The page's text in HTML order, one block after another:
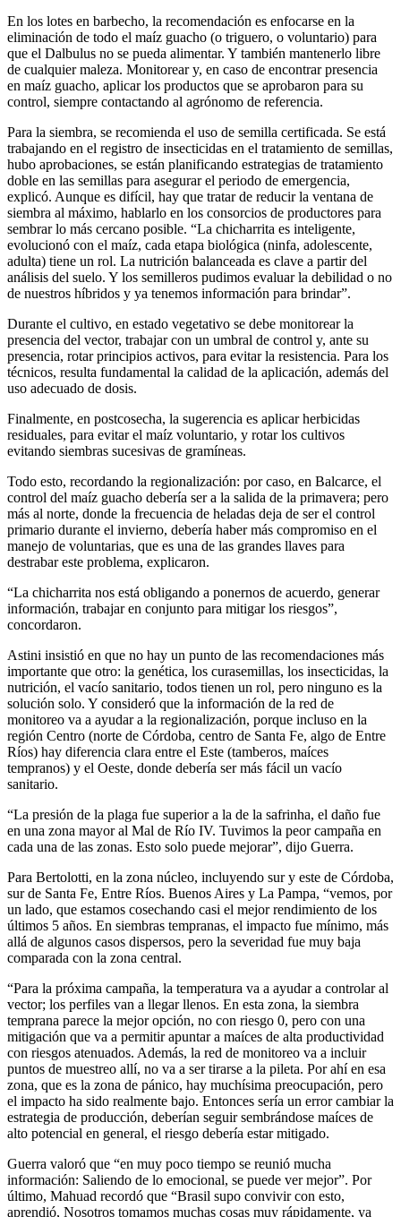
En los lotes en barbecho, la recomendación es enfocarse en la
eliminación de todo el maíz guacho (o triguero, o voluntario) para
que el Dalbulus no se pueda alimentar. Y también mantenerlo libre
de cualquier maleza. Monitorear y, en caso de encontrar presencia
en maíz guacho, aplicar los productos que se aprobaron para su
control, siempre contactando al agrónomo de referencia.
Para la siembra, se recomienda el uso de semilla certificada. Se está
trabajando en el registro de insecticidas en el tratamiento de semillas,
hubo aprobaciones, se están planificando estrategias de tratamiento
doble en las semillas para asegurar el periodo de emergencia,
explicó. Aunque es difícil, hay que tratar de reducir la ventana de
siembra al máximo, hablarlo en los consorcios de productores para
sembrar lo más cercano posible. “La chicharrita es inteligente,
evolucionó con el maíz, cada etapa biológica (ninfa, adolescente,
adulta) tiene un rol. La nutrición balanceada es clave a partir del
análisis del suelo. Y los semilleros pudimos evaluar la debilidad o no
de nuestros híbridos y ya tenemos información para brindar”.
Durante el cultivo, en estado vegetativo se debe monitorear la
presencia del vector, trabajar con un umbral de control y, ante su
presencia, rotar principios activos, para evitar la resistencia. Para los
técnicos, resulta fundamental la calidad de la aplicación, además del
uso adecuado de dosis.
Finalmente, en postcosecha, la sugerencia es aplicar herbicidas
residuales, para evitar el maíz voluntario, y rotar los cultivos
evitando siembras sucesivas de gramíneas.
Todo esto, recordando la regionalización: por caso, en Balcarce, el
control del maíz guacho debería ser a la salida de la primavera; pero
más al norte, donde la frecuencia de heladas deja de ser el control
primario durante el invierno, debería haber más compromiso en el
manejo de voluntarias, que es una de las grandes llaves para
destrabar este problema, explicaron.
“La chicharrita nos está obligando a ponernos de acuerdo, generar
información, trabajar en conjunto para mitigar los riesgos”,
concordaron.
Astini insistió en que no hay un punto de las recomendaciones más
importante que otro: la genética, los curasemillas, los insecticidas, la
nutrición, el vacío sanitario, todos tienen un rol, pero ninguno es la
solución solo. Y consideró que la información de la red de
monitoreo va a ayudar a la regionalización, porque incluso en la
región Centro (norte de Córdoba, centro de Santa Fe, algo de Entre
Ríos) hay diferencia clara entre el Este (tamberos, maíces
tempranos) y el Oeste, donde debería ser más fácil un vacío
sanitario.
“La presión de la plaga fue superior a la de la safrinha, el daño fue
en una zona mayor al Mal de Río IV. Tuvimos la peor campaña en
cada una de las zonas. Esto solo puede mejorar”, dijo Guerra.
Para Bertolotti, en la zona núcleo, incluyendo sur y este de Córdoba,
sur de Santa Fe, Entre Ríos. Buenos Aires y La Pampa, “vemos, por
un lado, que estamos cosechando casi el mejor rendimiento de los
últimos 5 años. En siembras tempranas, el impacto fue mínimo, más
allá de algunos casos dispersos, pero la severidad fue muy baja
comparada con la zona central.
“Para la próxima campaña, la temperatura va a ayudar a controlar al
vector; los perfiles van a llegar llenos. En esta zona, la siembra
temprana parece la mejor opción, no con riesgo 0, pero con una
mitigación que va a permitir apuntar a maíces de alta productividad
con riesgos atenuados. Además, la red de monitoreo va a incluir
puntos de muestreo allí, no va a ser tirarse a la pileta. Por ahí en esa
zona, que es la zona de pánico, hay muchísima preocupación, pero
el impacto ha sido realmente bajo. Entonces sería un error cambiar la
estrategia de producción, deberían seguir sembrándose maíces de
alto potencial en general, el riesgo debería estar mitigado.
Guerra valoró que “en muy poco tiempo se reunió mucha
información: Saliendo de lo emocional, se puede ver mejor”. Por
último, Mahuad recordó que “Brasil supo convivir con esto,
aprendió, Nosotros tomamos muchas cosas muy rápidamente, ya